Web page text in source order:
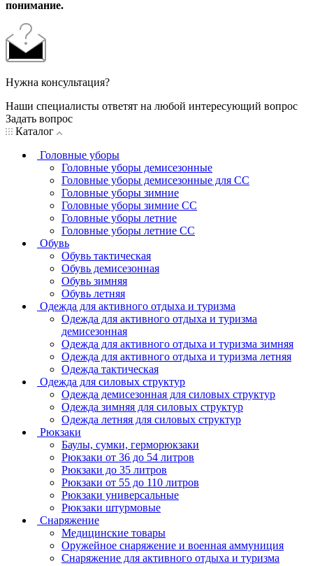
понимание.
Нужна консультация?
Наши специалисты ответят на любой интересующий вопрос
Задать вопрос
Каталог
Головные уборы
Головные уборы демисезонные
Головные уборы демисезонные для СС
Головные уборы зимние
Головные уборы зимние СС
Головные уборы летние
Головные уборы летние СС
Обувь
Обувь тактическая
Обувь демисезонная
Обувь зимняя
Обувь летняя
Одежда для активного отдыха и туризма
Одежда для активного отдыха и туризма
демисезонная
Одежда для активного отдыха и туризма зимняя
Одежда для активного отдыха и туризма летняя
Одежда тактическая
Одежда для силовых структур
Одежда демисезонная для силовых структур
Одежда зимняя для силовых структур
Одежда летняя для силовых структур
Рюкзаки
Баулы, сумки, герморюкзаки
Рюкзаки от 36 до 54 литров
Рюкзаки до 35 литров
Рюкзаки от 55 до 110 литров
Рюкзаки универсальные
Рюкзаки штурмовые
Снаряжение
Медицинские товары
Оружейное снаряжение и военная аммуниция
Снаряжение для активного отдыха и туризма